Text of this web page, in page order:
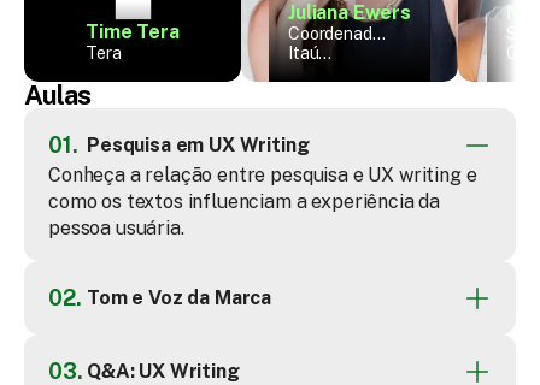
Time Tera
Tera
Juliana Ewers
Coordenador
a de Design
Language
Itaú
Unibanco
Aulas
01. Pesquisa em UX Writing
Conheça a relação entre pesquisa e UX writing e
como os textos influenciam a experiência da
pessoa usuária.
02. Tom e Voz da Marca
03. Q&A: UX Writing